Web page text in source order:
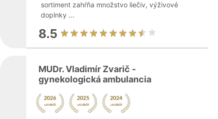
sortiment zahŕňa množstvo liečiv, výživové
doplnky ...
8.5
MUDr. Vladimír Zvarič -
gynekologická ambulancia